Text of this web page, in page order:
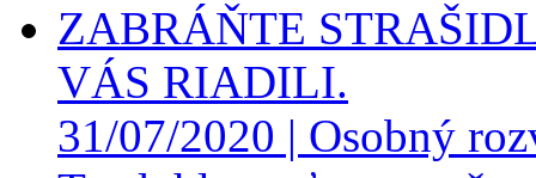
ZABRÁŇTE
VÁS RIADILI.
31/07/2020 | Osobný